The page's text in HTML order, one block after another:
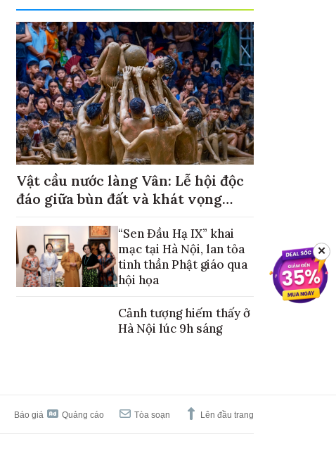
Vật cầu nước làng Vân: Lễ hội độc
đáo giữa bùn đất và khát vọng
“Sen Đầu Hạ IX” khai
mạc tại Hà Nội, lan tỏa
tinh thần Phật giáo qua
hội họa
Cảnh tượng hiếm thấy ở
Hà Nội lúc 9h sáng
Báo giá Quảng cáo Tòa soạn Lên đầu trang
✕